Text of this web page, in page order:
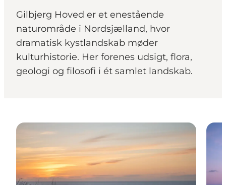
Gilbjerg Hoved er et enestående
naturområde i Nordsjælland, hvor
dramatisk kystlandskab møder
kulturhistorie. Her forenes udsigt, flora,
geologi og filosofi i ét samlet landskab.